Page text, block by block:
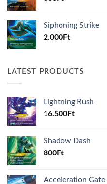
Siphoning Strike
2.000Ft
LATEST PRODUCTS
Lightning Rush
16.500Ft
Shadow Dash
800Ft
Acceleration Gate